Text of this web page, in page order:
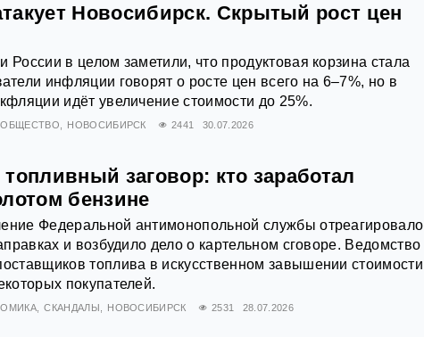
Новосибирск. Скрытый рост цен
в целом заметили, что продуктовая корзина стала
инфляции говорят о росте цен всего на 6–7%, но в
идёт увеличение стоимости до 25%.
ОБЩЕСТВО НОВОСИБИРСК 2441 30.07.2026
заговор: кто заработал
бензине
Федеральной антимонопольной службы отреагировало
и возбудило дело о картельном сговоре. Ведомство
топлива в искусственном завышении стоимости
покупателей.
СКАНДАЛЫ НОВОСИБИРСК 2531 28.07.2026